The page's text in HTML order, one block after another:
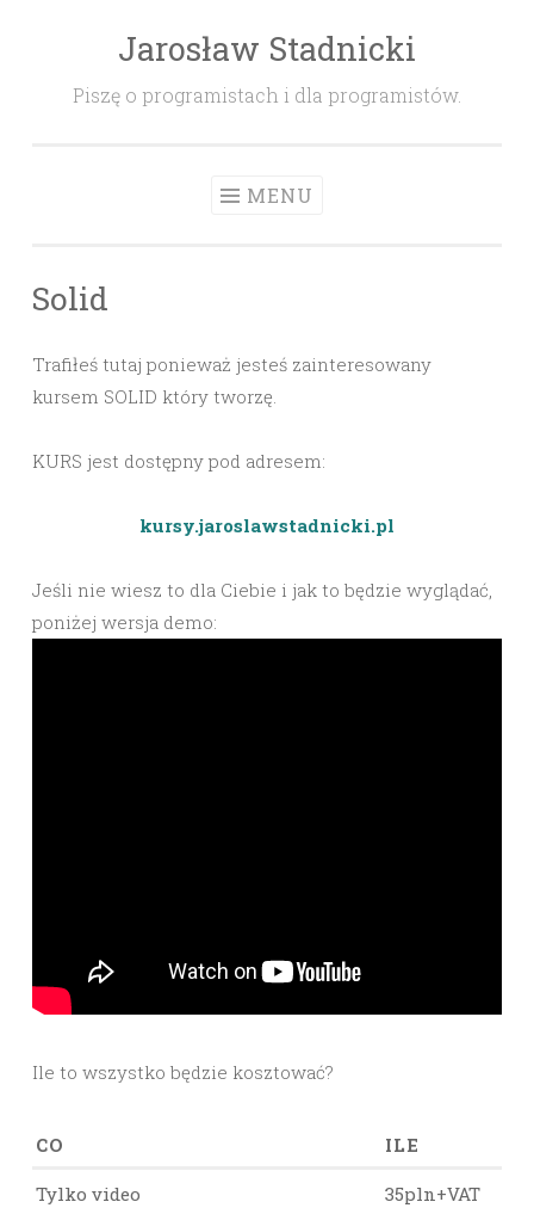
Jarosław Stadnicki
Piszę o programistach i dla programistów.
MENU
Solid
Trafiłeś tutaj ponieważ jesteś zainteresowany
kursem SOLID który tworzę.
KURS jest dostępny pod adresem:
kursy.jaroslawstadnicki.pl
Jeśli nie wiesz to dla Ciebie i jak to będzie wyglądać,
poniżej wersja demo:
Ile to wszystko będzie kosztować?
CO ILE
Tylko video 35pln+VAT